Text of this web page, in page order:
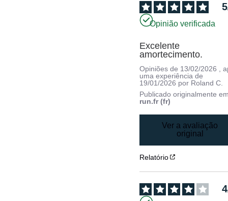
5
Opinião verificada
Excelente
amortecimento.
Opiniões de 13/02/2026
,
uma experiência de
19/01/2026 por Roland C.
Publicado originalmente
run.fr (fr)
Ver a avaliação
original
Relatório
4